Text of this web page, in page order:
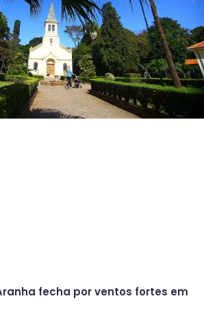
fecha por ventos fortes em